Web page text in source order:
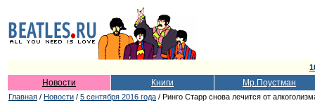
Новости Книги Мр.Поустман
Главная / Новости / 5 сентября 2016 года / Ринго Старр снова лечится от